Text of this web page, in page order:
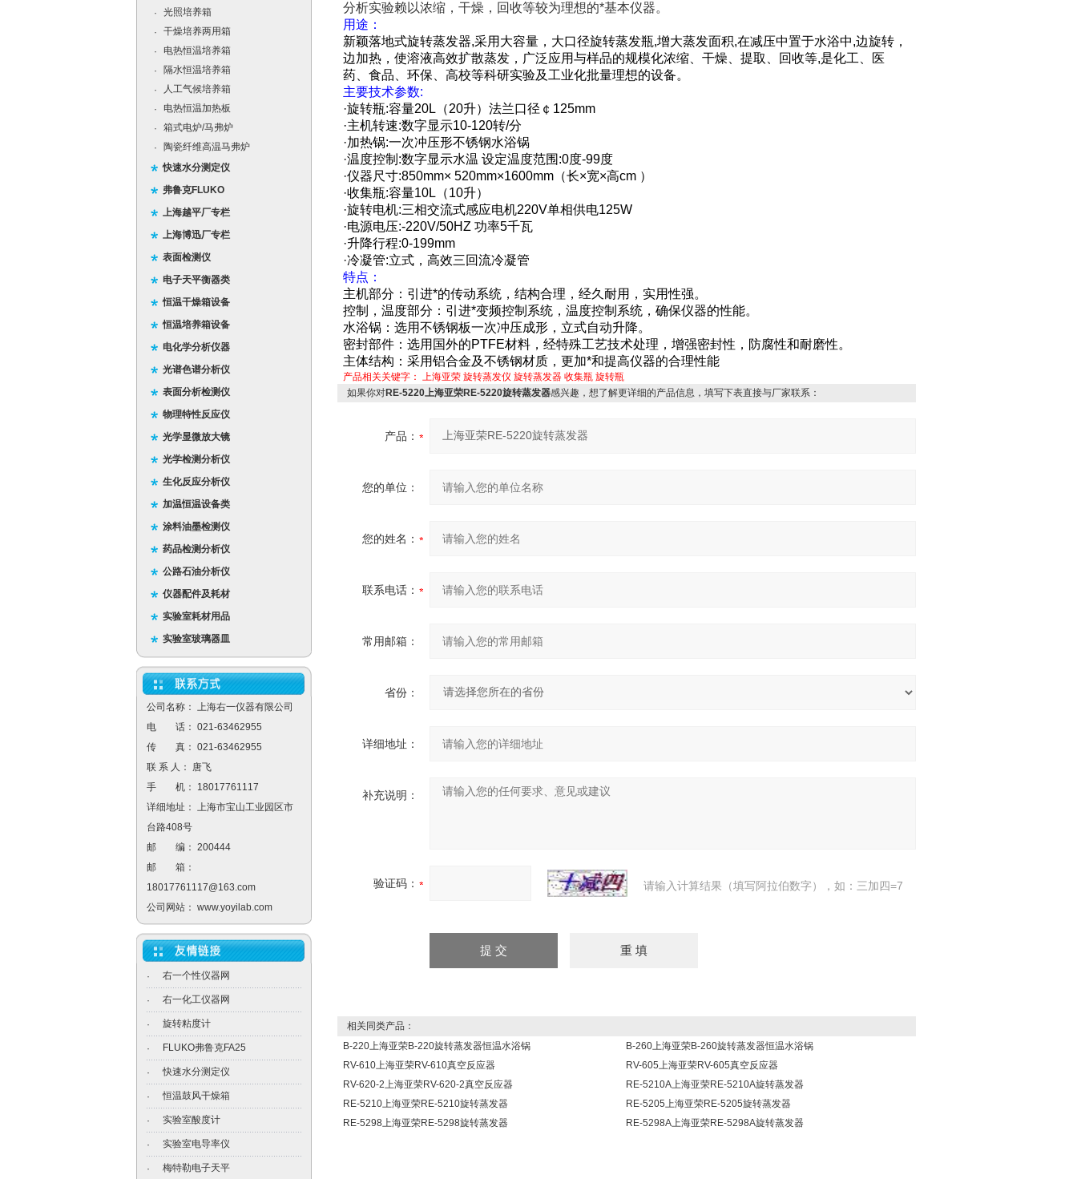
·
光照培养箱
·
干燥培养两用箱
·
电热恒温培养箱
·
隔水恒温培养箱
·
人工气候培养箱
·
电热恒温加热板
·
箱式电炉/马弗炉
·
陶瓷纤维高温马弗炉
快速水分测定仪
弗鲁克FLUKO
上海越平厂专栏
上海博迅厂专栏
表面检测仪
电子天平衡器类
恒温干燥箱设备
恒温培养箱设备
电化学分析仪器
光谱色谱分析仪
表面分析检测仪
物理特性反应仪
光学显微放大镜
光学检测分析仪
生化反应分析仪
加温恒温设备类
涂料油墨检测仪
药品检测分析仪
公路石油分析仪
仪器配件及耗材
实验室耗材用品
实验室玻璃器皿
公司名称： 上海右一仪器有限公司
电 话： 021-63462955
传 真： 021-63462955
联 系 人： 唐飞
手 机： 18017761117
详细地址： 上海市宝山工业园区市
台路408号
邮 编： 200444
邮 箱：
18017761117@163.com
公司网站： www.yoyilab.com
· 右一个性仪器网
· 右一化工仪器网
· 旋转粘度计
· FLUKO弗鲁克FA25
· 快速水分测定仪
· 恒温鼓风干燥箱
· 实验室酸度计
· 实验室电导率仪
· 梅特勒电子天平
分析实验赖以浓缩，干燥，回收等较为理想的*基本仪器。
用途：
新颖落地式旋转蒸发器,采用大容量，大口径旋转蒸发瓶,增大蒸发面积,在减压中置于水浴中,边旋转，
边加热，使溶液高效扩散蒸发，广泛应用与样品的规模化浓缩、干燥、提取、回收等,是化工、医
药、食品、环保、高校等科研实验及工业化批量理想的设备。
主要技术参数:
·旋转瓶:容量20L（20升）法兰口径￠125mm
·主机转速:数字显示10-120转/分
·加热锅:一次冲压形不锈钢水浴锅
·温度控制:数字显示水温 设定温度范围:0度-99度
·仪器尺寸:850mm× 520mm×1600mm（长×宽×高cm ）
·收集瓶:容量10L（10升）
·旋转电机:三相交流式感应电机220V单相供电125W
·电源电压:-220V/50HZ 功率5千瓦
·升降行程:0-199mm
·冷凝管:立式，高效三回流冷凝管
特点：
主机部分：引进*的传动系统，结构合理，经久耐用，实用性强。
控制，温度部分：引进*变频控制系统，温度控制系统，确保仪器的性能。
水浴锅：选用不锈钢板一次冲压成形，立式自动升降。
密封部件：选用国外的PTFE材料，经特殊工艺技术处理，增强密封性，防腐性和耐磨性。
主体结构：采用铝合金及不锈钢材质，更加*和提高仪器的合理性能
产品相关关键字： 上海亚荣 旋转蒸发仪 旋转蒸发器 收集瓶 旋转瓶
如果你对RE-5220上海亚荣RE-5220旋转蒸发器感兴趣，想了解更详细的产品信息，填写下表直接与厂家联系：
产品：
您的单位：
您的姓名：
联系电话：
常用邮箱：
省份：
详细地址：
补充说明：
验证码： 请输入计算结果（填写阿拉伯数字），如：三加四=7
相关同类产品：
B-220上海亚荣B-220旋转蒸发器恒温水浴锅
B-260上海亚荣B-260旋转蒸发器恒温水浴锅
RV-610上海亚荣RV-610真空反应器
RV-605上海亚荣RV-605真空反应器
RV-620-2上海亚荣RV-620-2真空反应器
RE-5210A上海亚荣RE-5210A旋转蒸发器
RE-5210上海亚荣RE-5210旋转蒸发器
RE-5205上海亚荣RE-5205旋转蒸发器
RE-5298上海亚荣RE-5298旋转蒸发器
RE-5298A上海亚荣RE-5298A旋转蒸发器